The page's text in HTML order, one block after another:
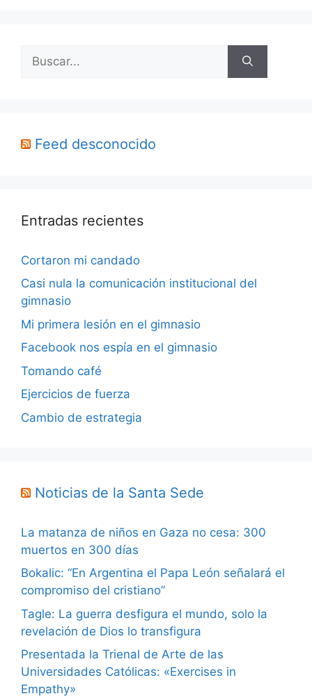
Feed desconocido
Entradas recientes
Cortaron mi candado
Casi nula la comunicación institucional del
gimnasio
Mi primera lesión en el gimnasio
Facebook nos espía en el gimnasio
Tomando café
Ejercicios de fuerza
Cambio de estrategia
Noticias de la Santa Sede
La matanza de niños en Gaza no cesa: 300
muertos en 300 días
Bokalic: “En Argentina el Papa León señalará el
compromiso del cristiano”
Tagle: La guerra desfigura el mundo, solo la
revelación de Dios lo transfigura
Presentada la Trienal de Arte de las
Universidades Católicas: «Exercises in
Empathy»